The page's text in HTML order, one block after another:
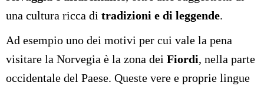
una cultura ricca di tradizioni e di leggende.
Ad esempio uno dei motivi per cui vale la pena
visitare la Norvegia è la zona dei Fiordi, nella parte
occidentale del Paese. Queste vere e proprie lingue